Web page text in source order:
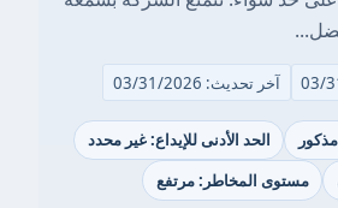
آخر تحديث: 03/31/2026
الحد الأدنى للإيداع: غير محدد
مستوى المخاطر: مرتفع